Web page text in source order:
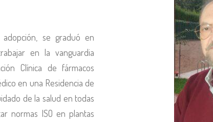
se graduó en
en la vanguardia
Clínica de fármacos
en una Residencia de
de la salud en todas
normas ISO en plantas